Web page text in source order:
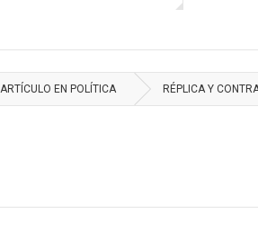
EN POLÍTICA RÉPLICA Y